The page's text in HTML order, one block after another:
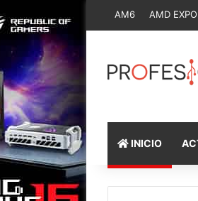
AM6 AMD EXPO
INICIO